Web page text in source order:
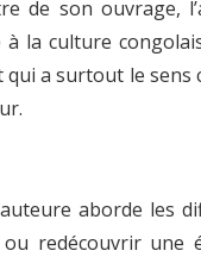
de son ouvrage,
la culture
a surtout le sens
aborde les
redécouvrir une